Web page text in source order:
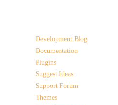
Development Blog
Documentation
Plugins
Suggest Ideas
Support Forum
Themes